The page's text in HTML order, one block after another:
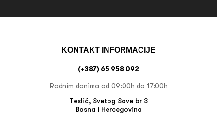
KONTAKT INFORMACIJE
(+387) 65 958 092
Radnim danima od 09:00h do 17:00h
Teslić, Svetog Save br 3
Bosna i Hercegovina